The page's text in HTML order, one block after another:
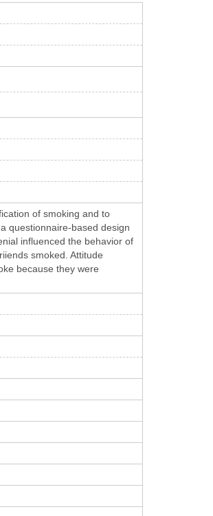
of smoking and to
questionnaire-based design
influenced the behavior of
smoked. Attitude
because they were